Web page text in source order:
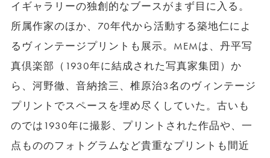
イギャラリーの独創的なブースがまず目に入る。
所属作家のほか、70年代から活動する築地仁によ
るヴィンテージプリントも展示。MEMは、丹平写
真倶楽部（1930年に結成された写真家集団）か
ら、河野徹、音納捨三、椎原治3名のヴィンテージ
プリントでスペースを埋め尽くしていた。古いも
のでは1930年に撮影、プリントされた作品や、一
点もののフォトグラムなど貴重なプリントも間近